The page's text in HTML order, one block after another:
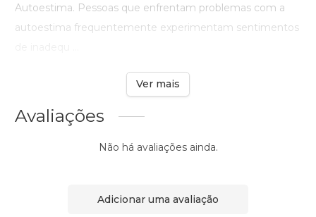
Autoestima. Pessoas que enfrentam problemas com a
autoestima frequentemente experimentam sentimentos
Ver mais
Avaliações
Não há avaliações ainda.
Adicionar uma avaliação